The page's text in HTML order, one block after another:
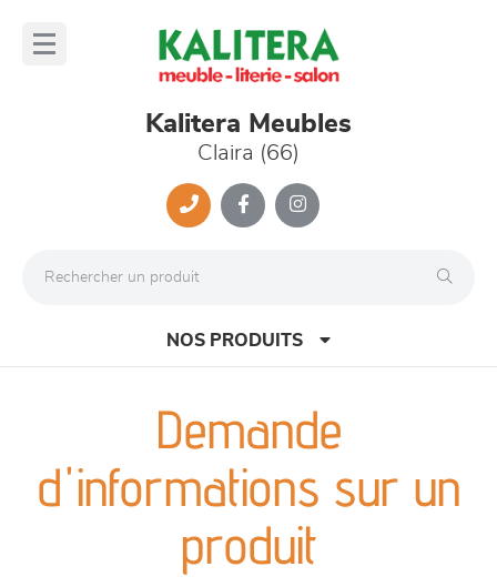
Kalitera Meubles
Claira (66)
NOS PRODUITS
canapés et fauteuils
séjours
meubles de complément
Demande
d'informations sur un
produit